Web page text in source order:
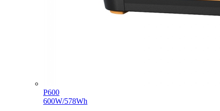
P600
600W/578Wh